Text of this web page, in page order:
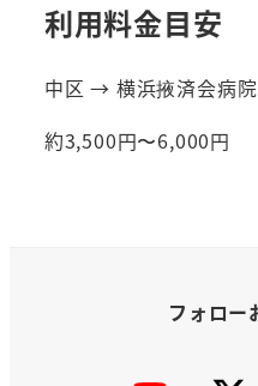
利用料金目安
中区 → 横浜掖済会病院
約3,500円〜6,000円